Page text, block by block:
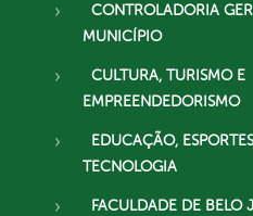
CONTROLADORIA
MUNICÍPIO
CULTURA, TURISMO E
EMPREENDEDORISMO
EDUCAÇÃO,
TECNOLOGIA
FACULDADE DE BELO